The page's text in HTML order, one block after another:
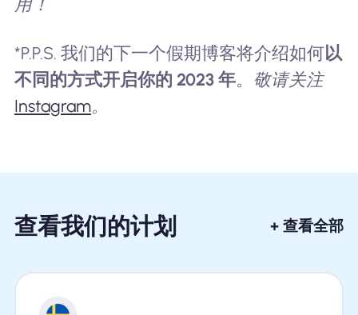
用！
*P.P.S. 我们的下一个假期博客将介绍如何以
不同的方式开启你的 2023 年。 敬请关注
Instagram。
查看我们的计划 + 查看全部